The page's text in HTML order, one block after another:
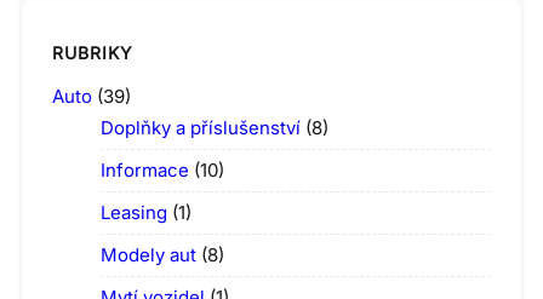
RUBRIKY
Auto (39)
Doplňky a příslušenství (8)
Informace (10)
Leasing (1)
Modely aut (8)